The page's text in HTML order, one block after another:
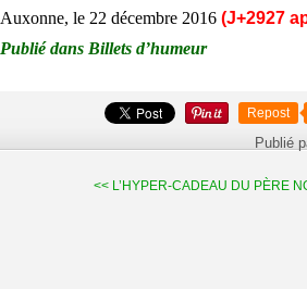
Auxonne, le 22 décembre 2016 (J+2927
Publié dans Billets d’humeur
Repost
Publié
<< L’HYPER-CADEAU DU PÈRE